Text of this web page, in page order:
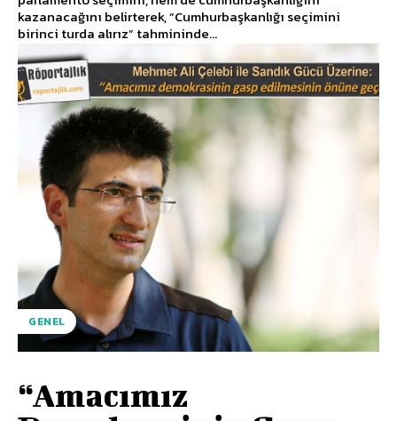
kazanacağını belirterek, “Cumhurbaşkanlığı seçimini
birinci turda alırız” tahmininde...
GENEL
“Amacımız